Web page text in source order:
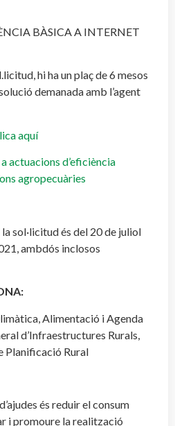
BÀSICA A INTERNET
hi ha un plaç de 6 mesos
demanada amb l’agent
aquí
actuacions d’eficiència
agropecuàries
sol·licitud és del 20 de juliol
ambdós inclosos
Alimentació i Agenda
d’Infraestructures Rurals,
Planificació Rural
és reduir el consum
i promoure la realització